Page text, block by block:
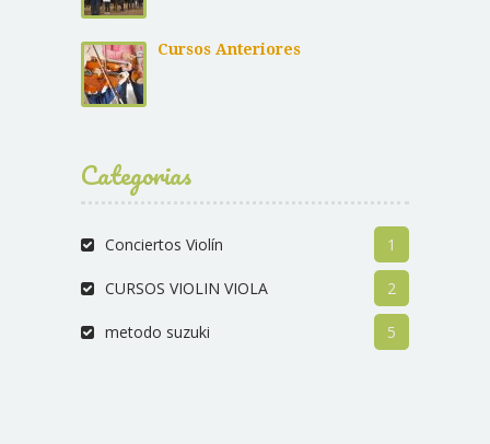
Cursos Anteriores
Categorias
Conciertos Violín 1
CURSOS VIOLIN VIOLA 2
metodo suzuki 5